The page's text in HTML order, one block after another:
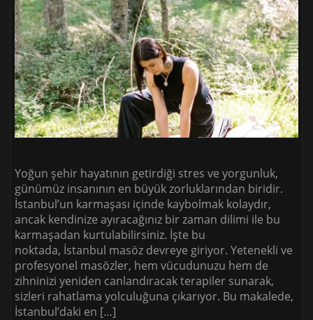
Yoğun şehir hayatının getirdiği stres ve yorgunluk,
günümüz insanının en büyük zorluklarından biridir.
İstanbul’un karmaşası içinde kaybolmak kolaydır,
ancak kendinize ayıracağınız bir zaman dilimi ile bu
karmaşadan kurtulabilirsiniz. İşte bu
noktada, İstanbul masöz devreye giriyor. Yetenekli ve
profesyonel masözler, hem vücudunuzu hem de
zihninizi yeniden canlandıracak terapiler sunarak,
sizleri rahatlama yolculuğuna çıkarıyor. Bu makalede,
İstanbul’daki en […]